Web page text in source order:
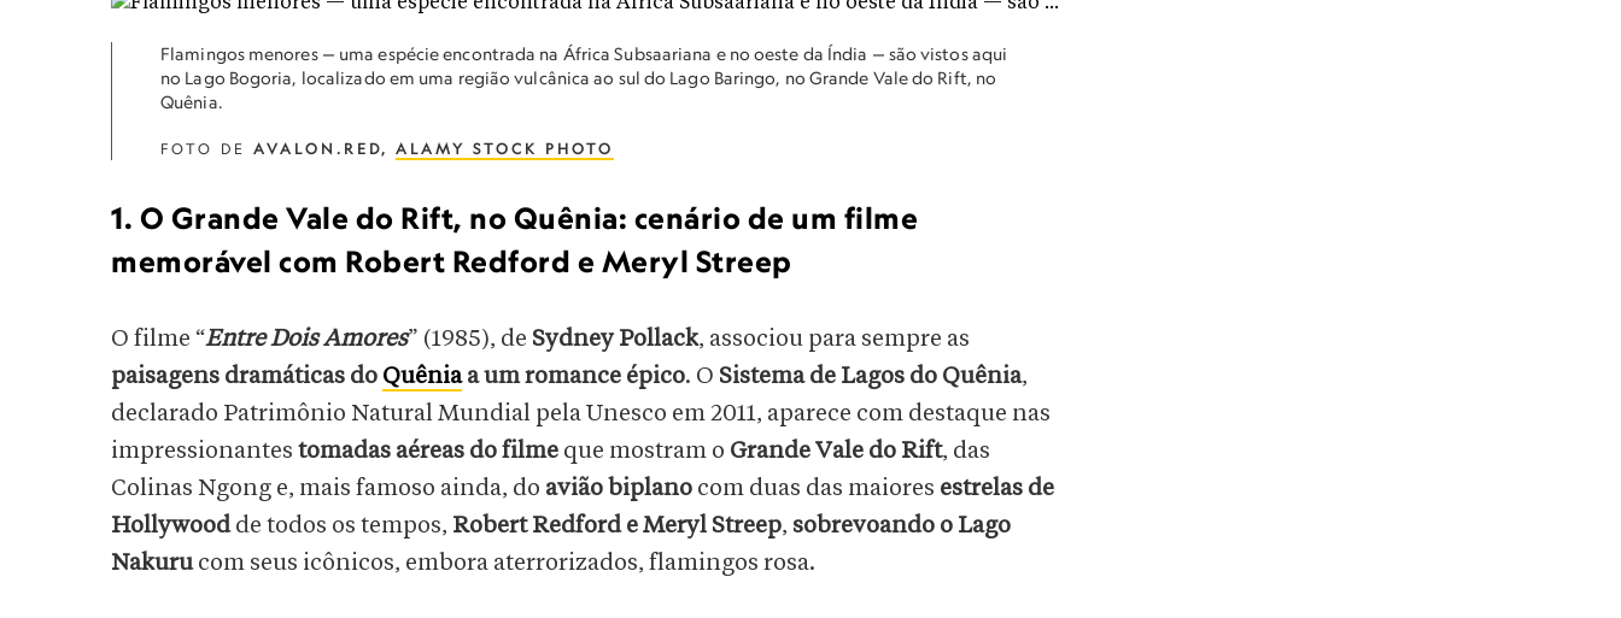
Flamingos menores — uma espécie encontrada na África Subsaariana e no oeste da Índia — são vistos aqui
no Lago Bogoria, localizado em uma região vulcânica ao sul do Lago Baringo, no Grande Vale do Rift, no
Quênia.
FOTO DE AVALON.RED, ALAMY STOCK PHOTO
1. O Grande Vale do Rift, no Quênia: cenário de um filme
memorável com Robert Redford e Meryl Streep
O filme “Entre Dois Amores” (1985), de Sydney Pollack, associou para sempre as
paisagens dramáticas do Quêniaa um romance épico. O Sistema de Lagos do Quênia,
declarado Patrimônio Natural Mundial pela Unesco em 2011, aparece com destaque nas
impressionantes tomadas aéreas do filme que mostram o Grande Vale do Rift, das
Colinas Ngong e, mais famoso ainda, do avião biplano com duas das maiores estrelas de
Hollywoodde todos os tempos, Robert Redford e Meryl Streep, sobrevoando o Lago
Nakurucom seus icônicos, embora aterrorizados, flamingos rosa.